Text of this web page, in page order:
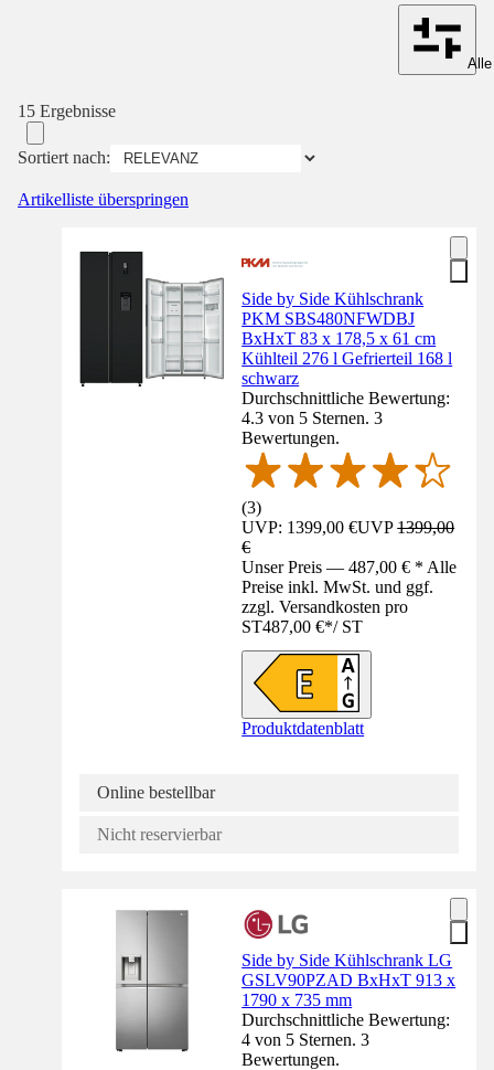
15 Ergebnisse
Sortiert nach:
Artikelliste überspringen
Side by Side Kühlschrank
PKM SBS480NFWDBJ
BxHxT 83 x 178,5 x 61 cm
Kühlteil 276 l Gefrierteil 168 l
schwarz
Durchschnittliche Bewertung:
4.3 von 5 Sternen. 3
Bewertungen.
(3)
UVP: 1399,00 €UVP1399,00
€
Unser Preis — 487,00 € * Alle
Preise inkl. MwSt. und ggf.
zzgl. Versandkosten pro
ST487,00 €*/ ST
Produktdatenblatt
Online bestellbar
Nicht reservierbar
Side by Side Kühlschrank LG
GSLV90PZAD BxHxT 913 x
1790 x 735 mm
Durchschnittliche Bewertung:
4 von 5 Sternen. 3
Bewertungen.